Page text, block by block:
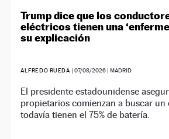
Trump dice que los
eléctricos tienen una
su explicación
ALFREDO RUEDA | 07/08/2026| MADRID
El presidente estadounidense
propietarios comienzan a buscar
todavía tienen el 75% de batería.